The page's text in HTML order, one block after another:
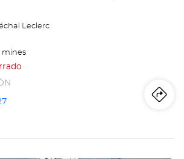
Leclerc
mines
a